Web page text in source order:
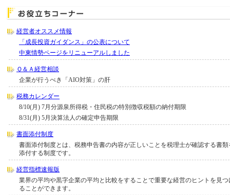
経営者オススメ情報
「成長投資ガイダンス」の公表について
中東情勢ページをリニューアルしました
Ｑ＆Ａ経営相談
企業が行うべき「AIO対策」の肝
税務カレンダー
8/10(月) 7月分源泉所得税・住民税の特別徴収税額の納付期限
8/31(月) 5月決算法人の確定申告期限
書面添付制度
書面添付制度とは、税務申告書の内容が正しいことを税理士が確認する書類
添付する制度です。
経営指標速報版
業界の平均や黒字企業の平均と比較をすることで重要な経営のヒントを見つ
ることができます。